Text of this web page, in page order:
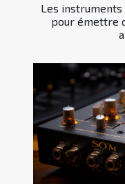
Les
pour émettre